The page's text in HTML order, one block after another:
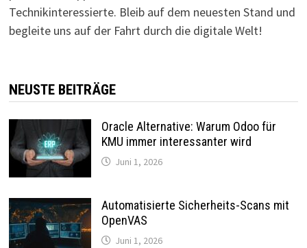
Technikinteressierte. Bleib auf dem neuesten Stand und
begleite uns auf der Fahrt durch die digitale Welt!
NEUSTE BEITRÄGE
Oracle Alternative: Warum Odoo für
KMU immer interessanter wird
Juni 1, 2026
Automatisierte Sicherheits-Scans mit
OpenVAS
Juni 1, 2026